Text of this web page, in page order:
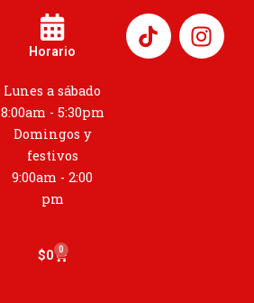
Horario
Lunes a sábado
8:00am - 5:30pm
Domingos y
festivos
9:00am - 2:00
pm
I
n
s
$0 0
Cart